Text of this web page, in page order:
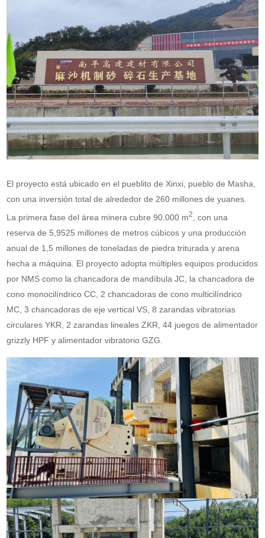
El proyecto está ubicado en el pueblito de Xinxi, pueblo de Masha,
con una inversión total de alrededor de 260 millones de yuanes.
La primera fase del área minera cubre 90.000 m2
, con una
reserva de 5,9525 millones de metros cúbicos y una producción
anual de 1,5 millones de toneladas de piedra triturada y arena
hecha a máquina. El proyecto adopta múltiples equipos producidos
por NMS como la chancadora de mandíbula JC, la chancadora de
cono monocilíndrico CC, 2 chancadoras de cono multicilíndrico
MC, 3 chancadoras de eje vertical VS, 8 zarandas vibratorias
circulares YKR, 2 zarandas lineales ZKR, 44 juegos de alimentador
grizzly HPF y alimentador vibratorio GZG.